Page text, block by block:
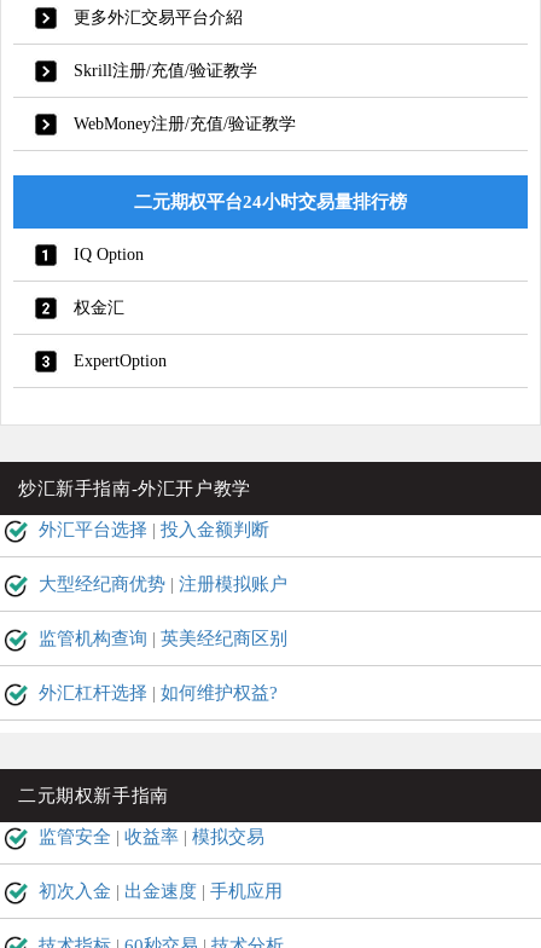
更多外汇交易平台介紹
Skrill注册/充值/验证教学
WebMoney注册/充值/验证教学
二元期权平台24小时交易量排行榜
IQ Option
权金汇
ExpertOption
炒汇新手指南-外汇开户教学
外汇平台选择 | 投入金额判断
大型经纪商优势 | 注册模拟账户
监管机构查询 | 英美经纪商区别
外汇杠杆选择 | 如何维护权益?
二元期权新手指南
监管安全 | 收益率 | 模拟交易
初次入金 | 出金速度 | 手机应用